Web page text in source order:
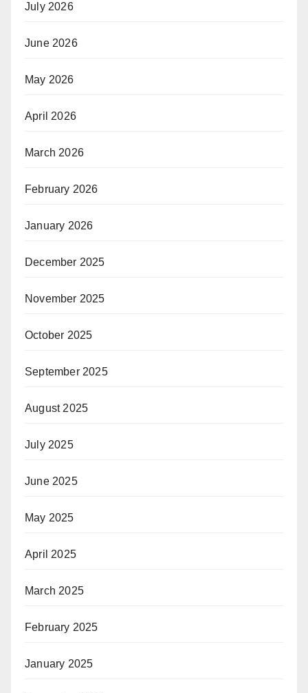
July 2026
June 2026
May 2026
April 2026
March 2026
February 2026
January 2026
December 2025
November 2025
October 2025
September 2025
August 2025
July 2025
June 2025
May 2025
April 2025
March 2025
February 2025
January 2025